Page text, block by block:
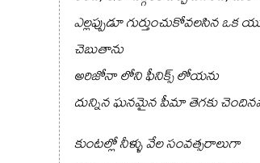
ఎల్లప్పుడూ గుర్తుంచుకోవలసిన
చెబుతాను
అరిజోనా లోని ఫీనిక్స్ లోయను
దున్నిన ఘనమైన పీమా తెగకు
కుంటల్లో నీళ్ళు వేల సంవత్సరాలుగా